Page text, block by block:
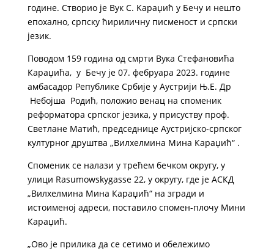
године. Створио је Вук С. Kараџић у Бечу и нешто
епохално, српску ћириличну писменост и српски
језик.
Поводом 159 година од смрти Вука Стефановића
Караџића, у Бечу је 07. фебруара 2023. године
амбасадор Републике Србије у Аустрији Њ.Е. Др
Небојша Родић, положио венац на споменик
реформатора српског језика, у присуству проф.
Светлане Матић, председнице Аустријско-српског
културног друштва „Вилхелмина Мина Караџић“ .
Споменик се налази у трећем бечком округу, у
улици Rasumowskygasse 22, у округу, где је АСКД
„Вилхелмина Мина Караџић“ на згради и
истоименој адреси, поставило спомен-плочу Мини
Караџић.
„Ово је прилика да се сетимо и обележимо